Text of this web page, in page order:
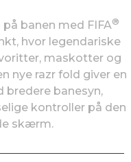
banen med FIFA®
hvor legendariske
maskotter og
nye razr fold giver en
bredere banesyn,
kontroller på den
skærm.